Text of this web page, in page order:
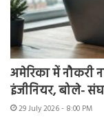
अमेरिका में नौकरी
इंजीनियर, बोले-
29 July 2026 - 8:00 PM